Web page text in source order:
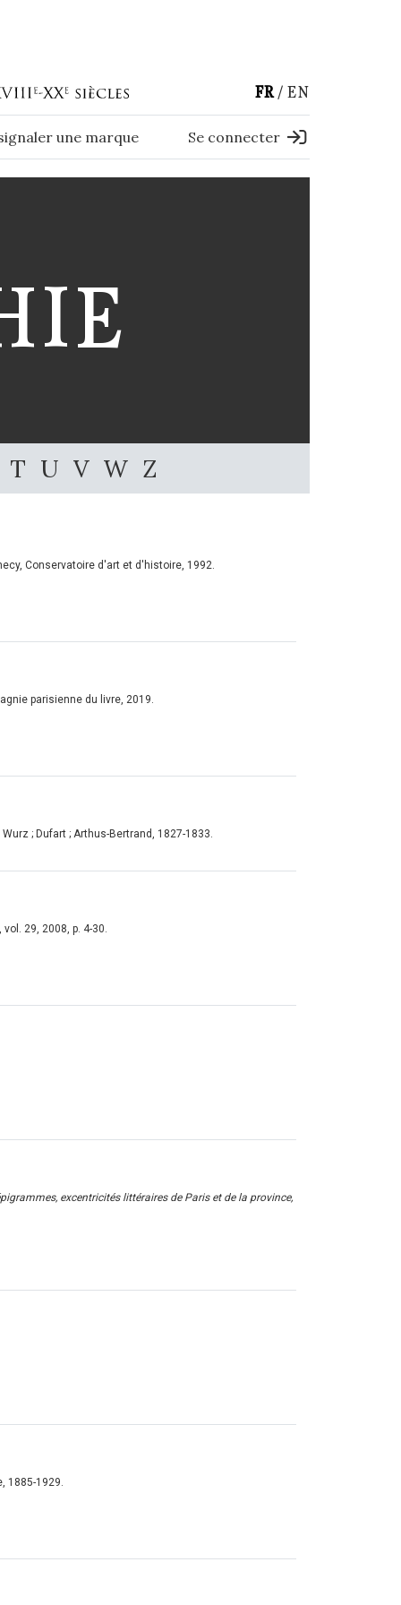
FR EN
une marque Se connecter
T U V W Z
Conservatoire d'art et d'histoire, 1992.
parisienne du livre, 2019.
; Dufart ; Arthus-Bertrand, 1827-1833.
, vol. 29, 2008, p. 4-30.
excentricités littéraires de Paris et de la province,
1885-1929.